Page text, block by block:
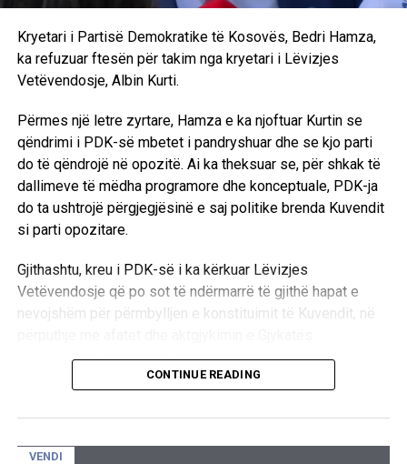
Kosovës, popullit të Kosovës dhe Lidhjes Demokratike të
Kosovës. Pas takimit deklarohemi edhe para medieve në
Kuvendin e Kosovës”, përmbylli Abdixhiku. /Ekonmia
online/
Kryetari i Partisë Demokratike të Kosovës, Bedri Hamza,
ka refuzuar ftesën për takim nga kryetari i Lëvizjes
Vetëvendosje, Albin Kurti.
Përmes një letre zyrtare, Hamza e ka njoftuar Kurtin se
qëndrimi i PDK-së mbetet i pandryshuar dhe se kjo parti
do të qëndrojë në opozitë. Ai ka theksuar se, për shkak të
dallimeve të mëdha programore dhe konceptuale, PDK-ja
do ta ushtrojë përgjegjësinë e saj politike brenda Kuvendit
si parti opozitare.
Gjithashtu, kreu i PDK-së i ka kërkuar Lëvizjes
Vetëvendosje që po sot të ndërmarrë të gjithë hapat e
nevojshëm për përmbylljen e konstituimit të Kuvendit, në
Kushtetuese, në mënyrë që t’i hapet rrugë krijimit të
institucioneve të reja. /Ekonomia online/
CONTINUE READING
VENDI